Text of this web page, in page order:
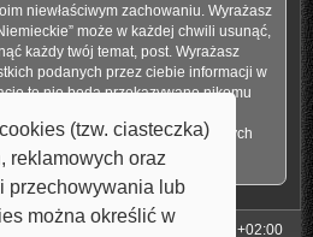
(tzw. ciasteczka)
reklamowych oraz
przechowywania lub
można określić w
niewłaściwym zachowaniu. Wyrażasz
może w każdej chwili usunąć,
każdy twój temat, post. Wyrażasz
podanych przez ciebie informacji w
te nie będą przekazywane nikomu
do witryny, podczas których
UTC+02:00